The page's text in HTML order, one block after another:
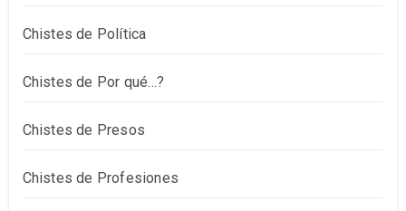
Chistes de Política
Chistes de Por qué…?
Chistes de Presos
Chistes de Profesiones